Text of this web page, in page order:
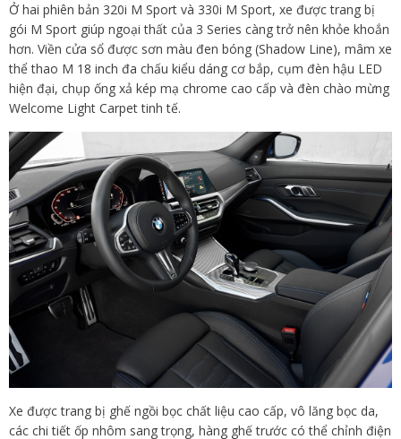
Ở hai phiên bản 320i M Sport và 330i M Sport, xe được trang bị
gói M Sport giúp ngoại thất của 3 Series càng trở nên khỏe khoắn
hơn. Viền cửa sổ được sơn màu đen bóng (Shadow Line), mâm xe
thể thao M 18 inch đa chấu kiểu dáng cơ bắp, cụm đèn hậu LED
hiện đại, chụp ống xả kép mạ chrome cao cấp và đèn chào mừng
Welcome Light Carpet tinh tế.
Xe được trang bị ghế ngồi bọc chất liệu cao cấp, vô lăng bọc da,
các chi tiết ốp nhôm sang trọng, hàng ghế trước có thể chỉnh điện